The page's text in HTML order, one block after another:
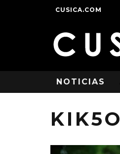
CUSICA.COM
NOTICIAS
KIK5O